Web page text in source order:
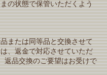
の状態で保管いただくよう
または同等品と交換させて
、返金で対応させていただ
返品交換のご要望はお受けで